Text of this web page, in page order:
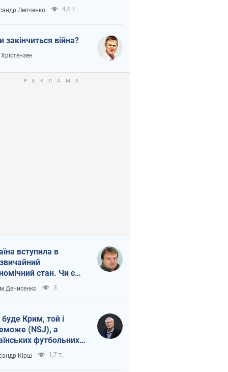
Левченко 4,4 т.
закінчиться війна?
вступила в
стан. Чи є
вкінці тунелю?
Денисенко 3
Крим, той і
(NSJ), а
футбольних
можуть
вбивцями
Кірш 1,7 т.